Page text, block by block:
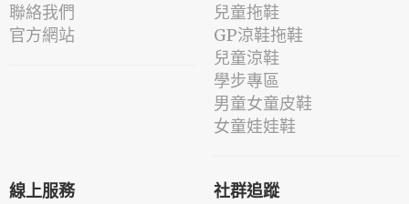
聯絡我們
官方網站
兒童拖鞋
GP涼鞋拖鞋
兒童涼鞋
學步專區
男童女童皮鞋
女童娃娃鞋
線上服務 社群追蹤